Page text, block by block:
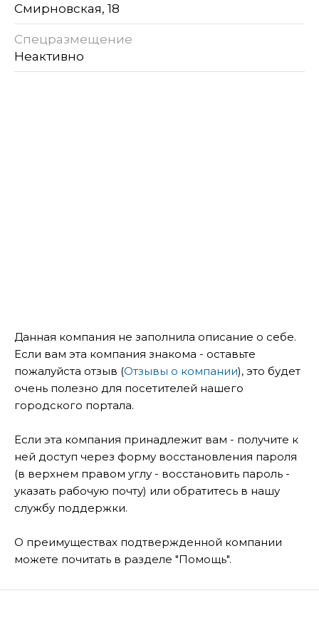
Смирновская, 18
Спецразмещение
Неактивно
Данная компания не заполнила описание о себе.
Если вам эта компания знакома - оставьте
пожалуйста отзыв (Отзывы о компании), это будет
очень полезно для посетителей нашего
городского портала.
Если эта компания принадлежит вам - получите к
ней доступ через форму восстановления пароля
(в верхнем правом углу - восстановить пароль -
указать рабочую почту) или обратитесь в нашу
службу поддержки.
О преимуществах подтвержденной компании
можете почитать в разделе "Помощь".